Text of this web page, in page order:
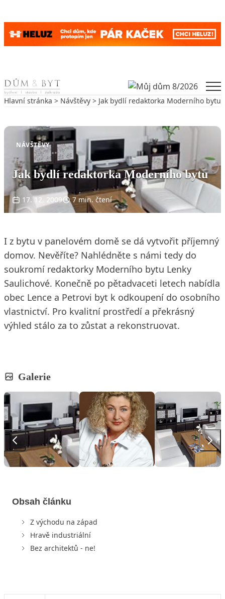
Skip to content
Hlavní stránka > Návštěvy > Jak bydlí redaktorka Moderního bytu
NÁVŠTĚVY
Jak bydlí redaktorka Moderního bytu
17. 12. 2009 7 min. čtení
I z bytu v panelovém domě se dá vytvořit příjemný
domov. Nevěříte? Nahlédněte s námi tedy do
soukromí redaktorky Moderního bytu Lenky
Saulichové. Konečně po pětadvaceti letech nabídla
obec Lence a Petrovi byt k odkoupení do osobního
vlastnictví. Pro kvalitní prostředí a překrásný
výhled stálo za to zůstat a rekonstruovat.
Galerie
Obsah článku
Z východu na západ
Hravě industriální
Bez architektů - ne!